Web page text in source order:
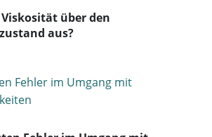
über den
aus?